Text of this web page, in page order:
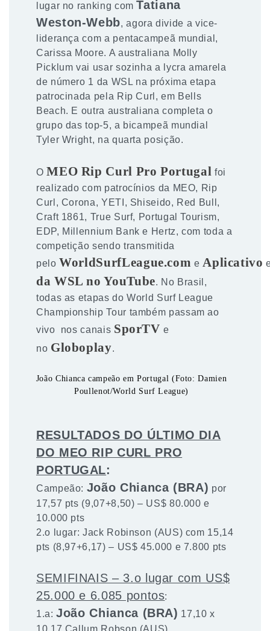
lugar no ranking comTatiana
Weston-Webb, agora divide a vice-
liderança com a pentacampeã mundial,
Carissa Moore. A australiana Molly
Picklum vai usar sozinha a lycra amarela
de número 1 da WSL na próxima etapa
patrocinada pela Rip Curl, em Bells
Beach. E outra australiana completa o
grupo das top-5, a bicampeã mundial
Tyler Wright, na quarta posição.
O MEO Rip Curl Pro Portugal foi
realizado com patrocínios da MEO, Rip
Curl, Corona, YETI, Shiseido, Red Bull,
Craft 1861, True Surf, Portugal Tourism,
EDP, Millennium Bank e Hertz, com toda a
competição sendo transmitida
pelo WorldSurfLeague.com e Aplicativo
da WSL no YouTube. No Brasil,
todas as etapas do World Surf League
Championship Tour também passam ao
vivo nos canais SporTVe
no Globoplay.
João Chianca campeão em Portugal (Foto: Damien
Poullenot/World Surf League)
RESULTADOS DO ÚLTIMO DIA
DO MEO RIP CURL PRO
PORTUGAL:
Campeão: João Chianca (BRA) por
17,57 pts (9,07+8,50) – US$ 80.000 e
10.000 pts
2.o lugar: Jack Robinson (AUS) com 15,14
pts (8,97+6,17) – US$ 45.000 e 7.800 pts
SEMIFINAIS – 3.o lugar com US$
25.000 e 6.085 pontos:
1.a:João Chianca (BRA) 17,10 x
10,17 Callum Robson (AUS)